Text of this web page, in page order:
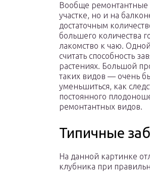
Вообще ремонтантные
участке, но и на
достаточным
большего количества
лакомство к чаю.
считать способность
растениях. Большой
таких видов — очень
уменьшиться, как
постоянного
ремонтантных видов.
Типичные
На данной картинке
клубника при